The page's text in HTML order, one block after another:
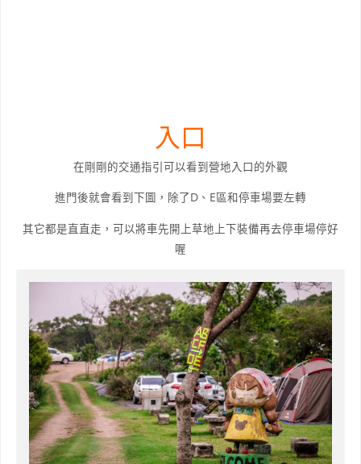
入口
在剛剛的交通指引可以看到營地入口的外觀
進門後就會看到下圖，除了D、E區和停車場要左轉
其它都是直直走，可以將車先開上草地上下裝備再去停車場停好
喔